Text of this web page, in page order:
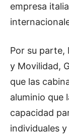
empresa
Por su parte,
y Movilidad,
que las
aluminio que
capacidad
individuales